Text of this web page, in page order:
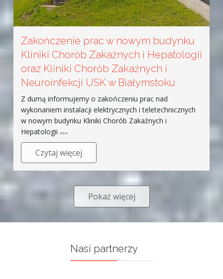
Zakończenie prac w nowym budynku
Kliniki Chorób Zakaźnych i Hepatologii
oraz Kliniki Chorób Zakaźnych i
Neuroinfekcji USK w Białymstoku
Z dumą informujemy o zakończeniu prac nad
wykonaniem instalacji elektrycznych i teletechnicznych
w nowym budynku Kliniki Chorób Zakaźnych i
Hepatologii
Czytaj więcej
Pokaż więcej
Nasi partnerzy